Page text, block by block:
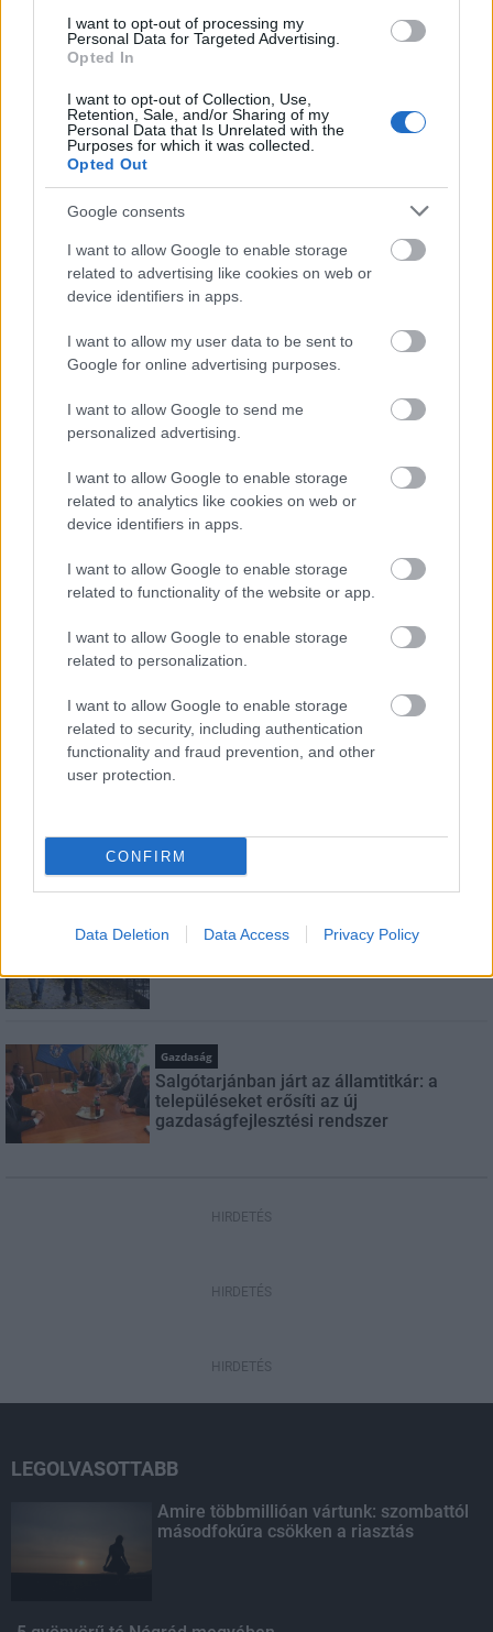
I want to opt-out of processing my
Personal Data for Targeted Advertising.
Opted In
I want to opt-out of Collection, Use,
Retention, Sale, and/or Sharing of my
Personal Data that Is Unrelated with the
Purposes for which it was collected.
Opted Out
Google consents
I want to allow Google to enable storage
related to advertising like cookies on web or
device identifiers in apps.
I want to allow my user data to be sent to
Google for online advertising purposes.
I want to allow Google to send me
personalized advertising.
I want to allow Google to enable storage
related to analytics like cookies on web or
device identifiers in apps.
I want to allow Google to enable storage
related to functionality of the website or app.
I want to allow Google to enable storage
related to personalization.
I want to allow Google to enable storage
related to security, including authentication
functionality and fraud prevention, and other
user protection.
CONFIRM
Data Deletion Data Access Privacy Policy
Hódmezővásárhely jó hírű református
iskoláját
Látványos építési szakasz indult be a
Flórián téri felüljárón
HÍRLEVÉL
E-mail cím
Feliratkozom a hírlevélre és elfogadom az
adatvédelmi
szabályzatot!
FELIRATKOZÁS
LEGFRISSEBB
másodfokúra csökken a riasztás
Aktuális
Biztonságban a megemlékezés
Gazdaság
Salgótarjánban járt az államtitkár: a
településeket erősíti az új
gazdaságfejlesztési rendszer
HIRDETÉS
HIRDETÉS
HIRDETÉS
LEGOLVASOTTABB
Amire többmillióan vártunk: szombattól
másodfokúra csökken a riasztás